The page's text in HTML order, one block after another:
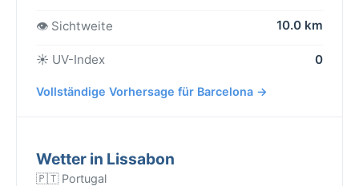
👁️ Sichtweite 10.0 km
☀️ UV-Index 0
Vollständige Vorhersage für Barcelona →
Wetter in Lissabon
🇵🇹 Portugal